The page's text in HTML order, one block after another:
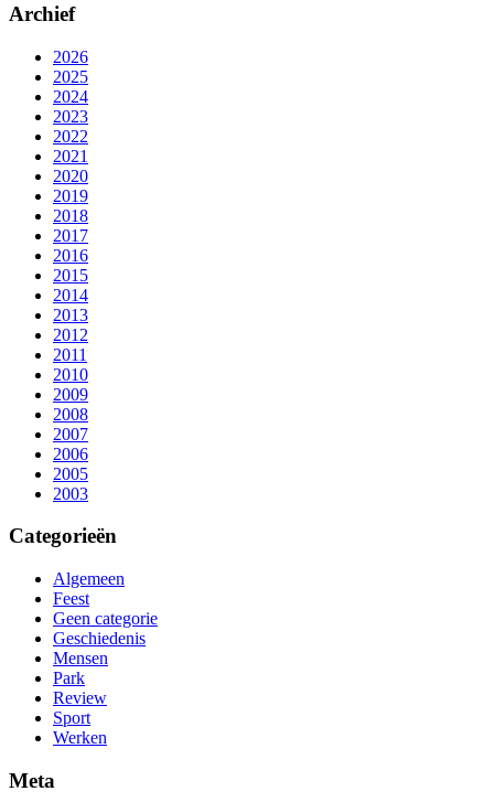
Archief
2026
2025
2024
2023
2022
2021
2020
2019
2018
2017
2016
2015
2014
2013
2012
2011
2010
2009
2008
2007
2006
2005
2003
Categorieën
Algemeen
Feest
Geen categorie
Geschiedenis
Mensen
Park
Review
Sport
Werken
Meta